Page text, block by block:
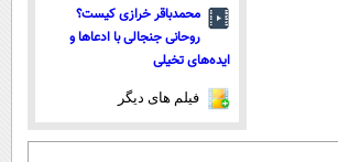
محمدباقر خرازی کیست؟
روحانی جنجالی با ادعاها و
ایده‌های تخیلی
فیلم های دیگر